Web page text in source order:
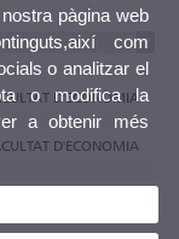
D'ECONOMIA
D'ECONOMIA
Universitat de
pàgina web
com
o analitzar el
o modifica la
a obtenir més